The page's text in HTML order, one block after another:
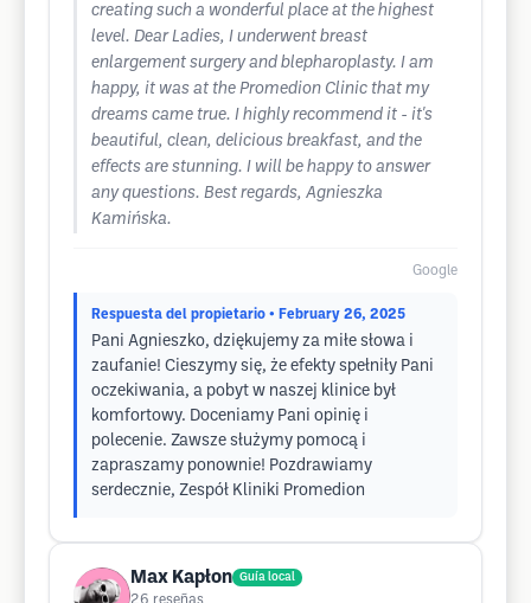
creating such a wonderful place at the highest
level. Dear Ladies, I underwent breast
enlargement surgery and blepharoplasty. I am
happy, it was at the Promedion Clinic that my
dreams came true. I highly recommend it - it's
beautiful, clean, delicious breakfast, and the
effects are stunning. I will be happy to answer
any questions. Best regards, Agnieszka
Kamińska.
Google
Respuesta del propietario • February 26, 2025
Pani Agnieszko, dziękujemy za miłe słowa i
zaufanie! Cieszymy się, że efekty spełniły Pani
oczekiwania, a pobyt w naszej klinice był
komfortowy. Doceniamy Pani opinię i
polecenie. Zawsze służymy pomocą i
zapraszamy ponownie! Pozdrawiamy
serdecznie, Zespół Kliniki Promedion
Max Kapłon Guía local
26 reseñas